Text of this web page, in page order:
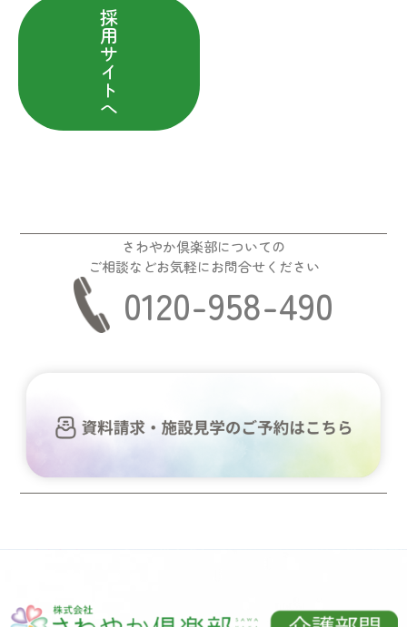
採
用
サ
イ
ト
へ
さわやか倶楽部についての
ご相談などお気軽にお問合せください
0120-958-490